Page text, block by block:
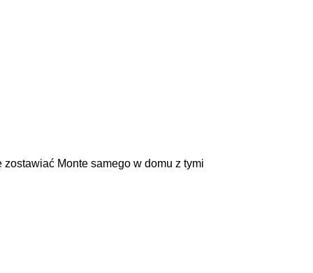
Monte samego w domu z tymi